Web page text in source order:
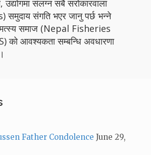
संलग्न सबै सरोकारवाला
संगति भएर जानु पर्छ भन्ने
समाज (Nepal Fisheries
को आवश्यकता सम्बन्धि अवधारणा
Father Condolence June 29,